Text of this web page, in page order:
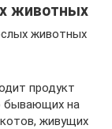
животных
животных
продукт
бывающих на
живущих